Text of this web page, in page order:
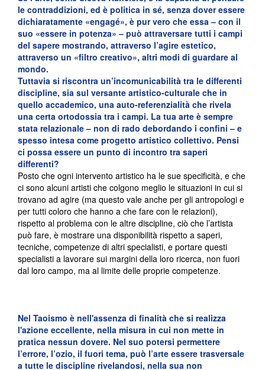
le contraddizioni, ed è politica in sé, senza dover essere
dichiaratamente «engagé», è pur vero che essa – con il
suo «essere in potenza» – può attraversare tutti i campi
del sapere mostrando, attraverso l’agire estetico,
attraverso un «filtro creativo», altri modi di guardare al
mondo.
Tuttavia si riscontra un’incomunicabilità tra le differenti
discipline, sia sul versante artistico-culturale che in
quello accademico, una auto-referenzialità che rivela
una certa ortodossia tra i campi. La tua arte è sempre
stata relazionale – non di rado debordando i confini– e
spesso intesa come progetto artistico collettivo. Pensi
ci possa essere un punto di incontro tra saperi
differenti?
Posto che ogni intervento artistico ha le sue specificità, e che
ci sono alcuni artisti che colgono meglio le situazioni in cui si
trovano ad agire (ma questo vale anche per gli antropologi e
per tutti coloro che hanno a che fare con le relazioni),
rispetto al problema con le altre discipline, ciò che l’artista
può fare, è mostrare una disponibilità rispetto a saperi,
tecniche, competenze di altri specialisti, e portare questi
specialisti a lavorare sui margini della loro ricerca, non fuori
dal loro campo, ma al limite delle proprie competenze.
Nel Taoismo è nell'assenza di finalità che si realizza
l'azione eccellente, nella misura in cui non mette in
pratica nessun dovere. Nel suo potersi permettere
l’errore, l’ozio, il fuori tema, può l’arte essere trasversale
a tutte le discipline rivelandosi, nella sua non